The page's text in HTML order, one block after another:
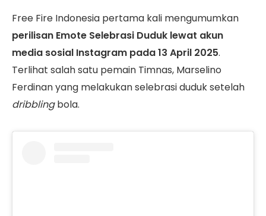
Free Fire Indonesia pertama kali mengumumkan
perilisan Emote Selebrasi Duduk lewat akun
media sosial Instagram pada 13 April 2025.
Terlihat salah satu pemain Timnas, Marselino
Ferdinan yang melakukan selebrasi duduk setelah
dribblingbola.